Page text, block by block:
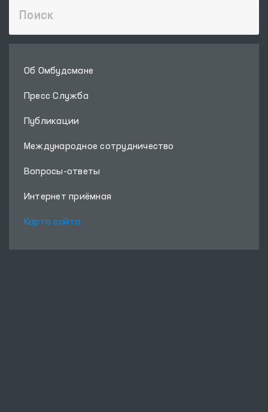
Об Омбудсмане
Пресс Служба
Публикации
Международное сотрудничество
Вопросы-ответы
Интернет приёмная
Карта сайта